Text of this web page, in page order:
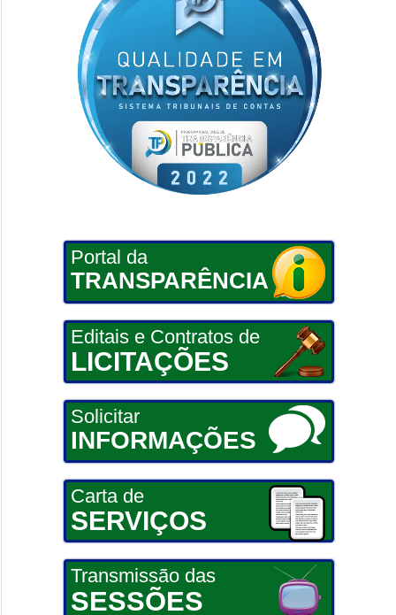
Portal da
TRANSPARÊNCIA
Editais e Contratos de
LICITAÇÕES
Solicitar
INFORMAÇÕES
Carta de
SERVIÇOS
Transmissão das
SESSÕES